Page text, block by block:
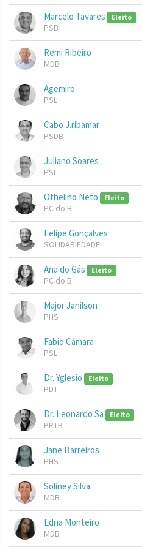
Marcelo Tavares Eleito
PSB
Remi Ribeiro
MDB
Agemiro
PSL
Cabo J.ribamar
PSDB
Juliano Soares
PSL
Othelino Neto Eleito
PC do B
Felipe Gonçalves
SOLIDARIEDADE
Ana do Gás Eleito
PC do B
Major Janilson
PHS
Fabio Câmara
PSL
Dr. Yglesio Eleito
PDT
Dr. Leonardo Sa Eleito
PRTB
Jane Barreiros
PHS
Soliney Silva
MDB
Edna Monteiro
MDB